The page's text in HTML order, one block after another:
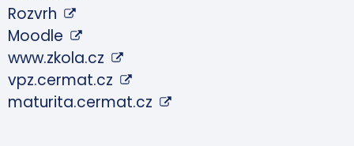
Rozvrh
Moodle
www.zkola.cz
vpz.cermat.cz
maturita.cermat.cz